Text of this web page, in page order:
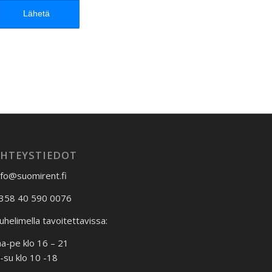
40 590 0076
tavoitettavissa:
pe klo 16 – 21
su klo 10 -18